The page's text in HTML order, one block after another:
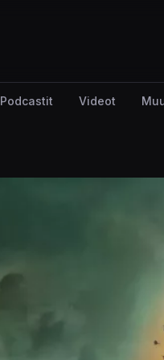
Podcastit Videot